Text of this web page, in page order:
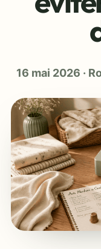
16 mai 2026 ·